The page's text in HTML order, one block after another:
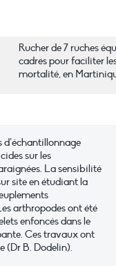
Rucher de 7 ruches
cadres pour faciliter
mortalité, en
sur les
La sensibilité
site en étudiant la
arthropodes ont été
enfoncés dans le
Ces travaux ont
(Dr B. Dodelin).